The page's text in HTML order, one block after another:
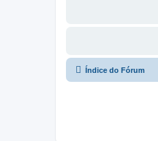
Índice do Fórum